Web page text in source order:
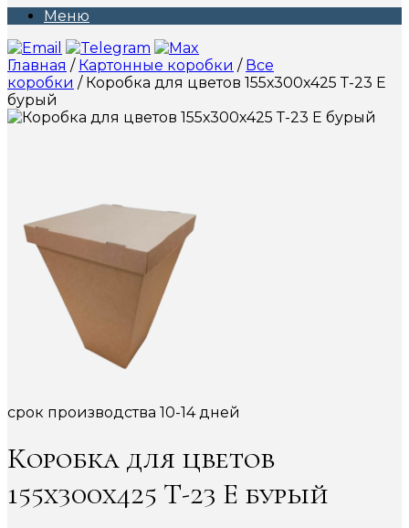
Меню
Главная / Картонные коробки / Все
коробки / Коробка для цветов 155х300х425 Т-23 Е
бурый
срок производства 10-14 дней
Коробка для цветов
155х300х425 Т-23 Е бурый